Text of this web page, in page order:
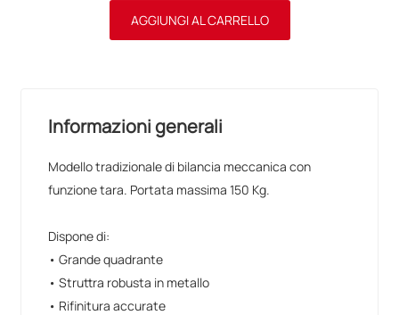
AGGIUNGI AL CARRELLO
Informazioni generali
Modello tradizionale di bilancia meccanica con
funzione tara. Portata massima 150 Kg.
Dispone di:
• Grande quadrante
• Struttra robusta in metallo
• Rifinitura accurate